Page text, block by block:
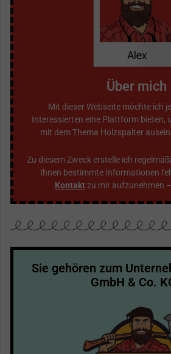
Über mich
Mit dieser Webseite möchte ich
Interessierten eine Plattform bieten,
mit dem Thema Holzspalter
Zu diesem Zweck erstelle ich
Ihnen bestimmte Informationen
Kontaktzu mir aufzunehmen
Sie gehören zum
GmbH & Co.